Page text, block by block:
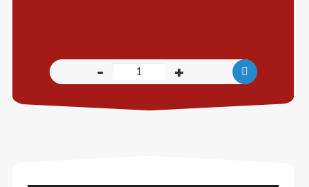
-
Rundvlees
Bordelaise
voor
+